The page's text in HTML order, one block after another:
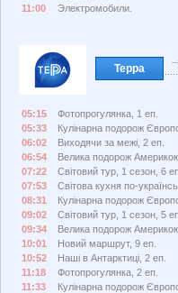
11:00
Электромобили.
Терра
05:15
Фотопрогулянка, 1 еп.
05:33
Кулінарна подорож
06:02
Виходячи за межі, 2 еп.
06:54
Велика подорож
07:22
Світовий тур, 1 сезон, 6
07:53
Світова кухня по-
08:31
Кулінарна подорож
09:02
Світовий тур, 1 сезон, 5
09:34
Велика подорож
10:01
Новий маршрут, 9 еп.
10:52
Наші в Антарктиці, 2 еп.
11:18
Фотопрогулянка, 2 еп.
11:33
Кулінарна подорож